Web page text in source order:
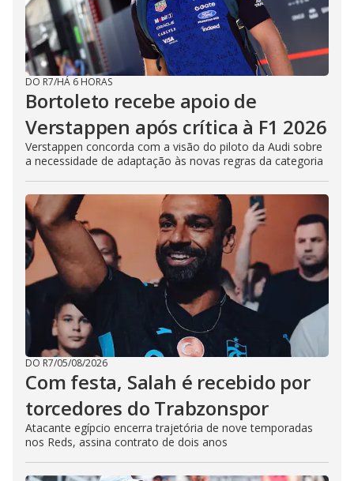
DO R7/HÁ 6 HORAS
Bortoleto recebe apoio de
Verstappen após crítica à F1 2026
Verstappen concorda com a visão do piloto da Audi sobre
a necessidade de adaptação às novas regras da categoria
DO R7/05/08/2026
Com festa, Salah é recebido por
torcedores do Trabzonspor
Atacante egípcio encerra trajetória de nove temporadas
nos Reds, assina contrato de dois anos